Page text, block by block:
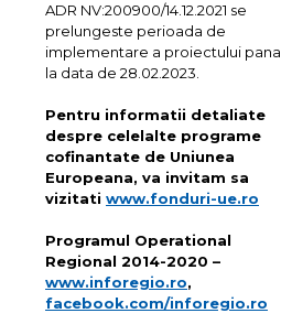
ADR NV:200900/14.12.2021 se
prelungeste perioada de
implementare a proiectului pana
la data de 28.02.2023.
Pentru informatii detaliate
despre celelalte programe
cofinantate de Uniunea
Europeana, va invitam sa
vizitati www.fonduri-ue.ro
Programul Operational
Regional 2014-2020 –
www.inforegio.ro,
facebook.com/inforegio.ro